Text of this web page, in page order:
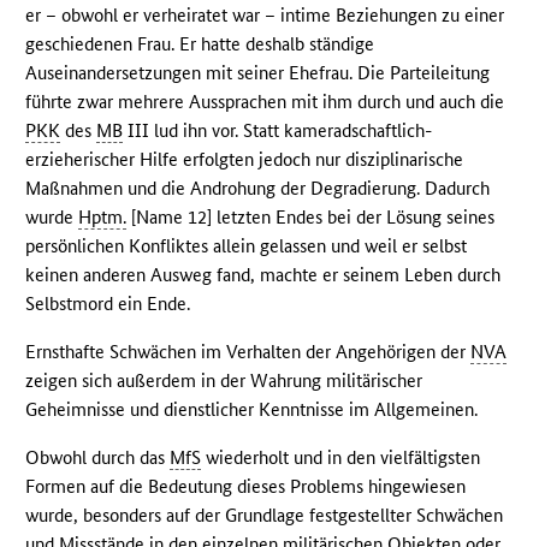
er – obwohl er verheiratet war – intime Beziehungen zu einer
geschiedenen Frau. Er hatte deshalb ständige
Auseinandersetzungen mit seiner Ehefrau. Die Parteileitung
führte zwar mehrere Aussprachen mit ihm durch und auch die
PKK des MB III lud ihn vor. Statt kameradschaftlich-
erzieherischer Hilfe erfolgten jedoch nur disziplinarische
Maßnahmen und die Androhung der Degradierung. Dadurch
wurde Hptm. [Name 12] letzten Endes bei der Lösung seines
persönlichen Konfliktes allein gelassen und weil er selbst
keinen anderen Ausweg fand, machte er seinem Leben durch
Selbstmord ein Ende.
Ernsthafte Schwächen im Verhalten der Angehörigen der NVA
zeigen sich außerdem in der Wahrung militärischer
Geheimnisse und dienstlicher Kenntnisse im Allgemeinen.
Obwohl durch das MfS wiederholt und in den vielfältigsten
Formen auf die Bedeutung dieses Problems hingewiesen
wurde, besonders auf der Grundlage festgestellter Schwächen